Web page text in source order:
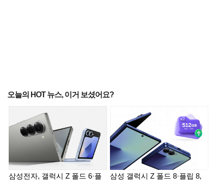
오늘의 HOT 뉴스, 이거 보셨어요?
삼성전자, 갤럭시 Z 폴드 6·플
삼성 갤럭시 Z 폴드 8·플립 8,